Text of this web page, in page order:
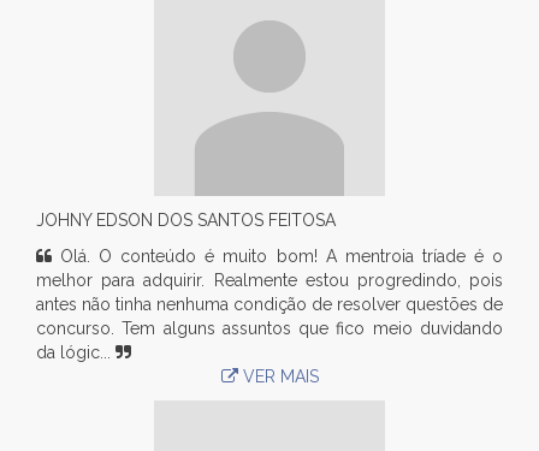
JOHNY EDSON DOS SANTOS FEITOSA
Olá. O conteúdo é muito bom! A mentroia tríade é o
melhor para adquirir. Realmente estou progredindo, pois
antes não tinha nenhuma condição de resolver questões de
concurso. Tem alguns assuntos que fico meio duvidando
da lógic...
VER MAIS